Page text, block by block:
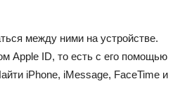
между ними на устройстве.
Apple ID, то есть с его помощью
iPhone, iMessage, FaceTime и